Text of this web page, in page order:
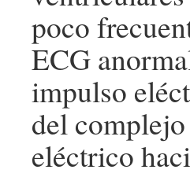
poco
ECG
impulso
del
eléctrico